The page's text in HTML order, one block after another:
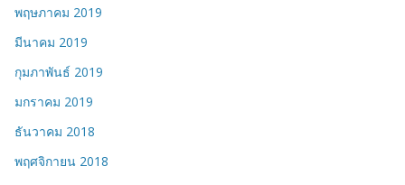
พฤษภาคม 2019
มีนาคม 2019
กุมภาพันธ์ 2019
มกราคม 2019
ธันวาคม 2018
พฤศจิกายน 2018